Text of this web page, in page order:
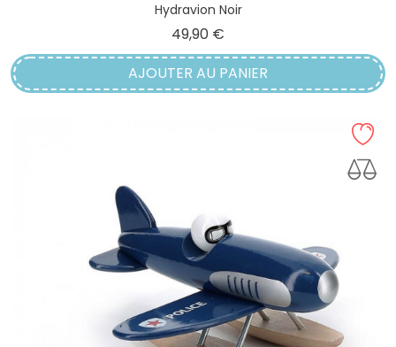
Hydravion Noir
49,90 €
AJOUTER AU PANIER